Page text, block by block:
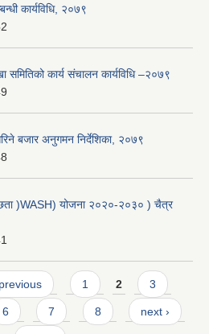
कार्यविधि, २०७९
समितिको कार्य संचालन कार्यविधि –२०७९
बजार अनुगमन निर्देशिका, २०७९
)WASH) योजना २०२०-२०३० ) चैत्र
1 2 3
6 7 8 next ›